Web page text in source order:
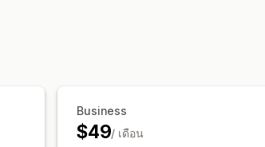
Business
$49/ เดือน